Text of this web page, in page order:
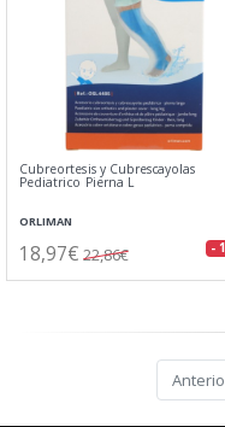
Cubreortesis y Cubrescayolas
Pediatrico Pierna L
ORLIMAN
18,97€ 22,86€ -